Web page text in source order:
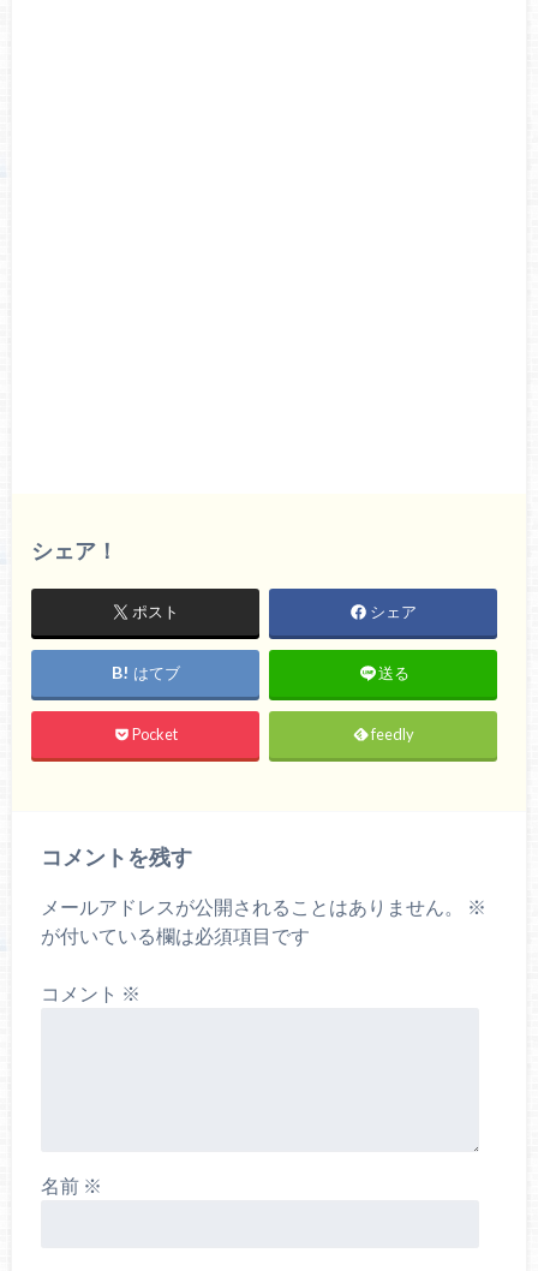
シェア！
ポスト シェア
はてブ 送る
Pocket feedly
コメントを残す
メールアドレスが公開されることはありません。
※
が付いている欄は必須項目です
コメント ※
名前 ※